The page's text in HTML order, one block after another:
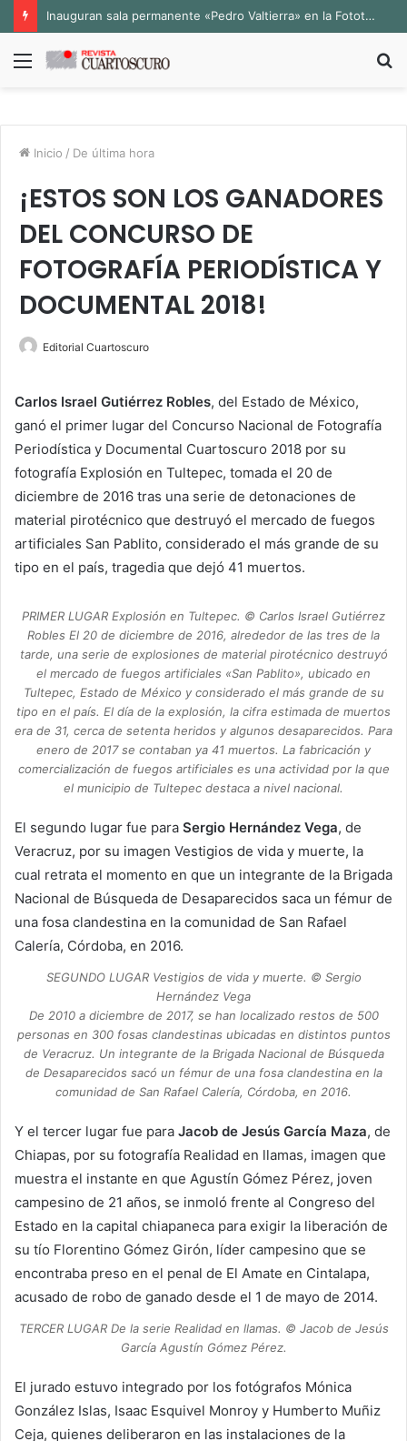
Inauguran sala permanente «Pedro Valtierra» en la Fototeca de Zacatecas
Menú
Inicio / De última hora
¡ESTOS SON LOS GANADORES
DEL CONCURSO DE
FOTOGRAFÍA PERIODÍSTICA Y
DOCUMENTAL 2018!
Editorial Cuartoscuro
Carlos Israel Gutiérrez Robles, del Estado de México,
ganó el primer lugar del Concurso Nacional de Fotografía
Periodística y Documental Cuartoscuro 2018 por su
fotografía Explosión en Tultepec, tomada el 20 de
diciembre de 2016 tras una serie de detonaciones de
material pirotécnico que destruyó el mercado de fuegos
artificiales San Pablito, considerado el más grande de su
tipo en el país, tragedia que dejó 41 muertos.
PRIMER LUGAR Explosión en Tultepec. © Carlos Israel Gutiérrez
Robles El 20 de diciembre de 2016, alrededor de las tres de la
tarde, una serie de explosiones de material pirotécnico destruyó
el mercado de fuegos artificiales «San Pablito», ubicado en
Tultepec, Estado de México y considerado el más grande de su
tipo en el país. El día de la explosión, la cifra estimada de muertos
era de 31, cerca de setenta heridos y algunos desaparecidos. Para
enero de 2017 se contaban ya 41 muertos. La fabricación y
comercialización de fuegos artificiales es una actividad por la que
el municipio de Tultepec destaca a nivel nacional.
El segundo lugar fue para Sergio Hernández Vega, de
Veracruz, por su imagen Vestigios de vida y muerte, la
cual retrata el momento en que un integrante de la Brigada
Nacional de Búsqueda de Desaparecidos saca un fémur de
una fosa clandestina en la comunidad de San Rafael
Calería, Córdoba, en 2016.
SEGUNDO LUGAR Vestigios de vida y muerte. © Sergio
Hernández Vega
De 2010 a diciembre de 2017, se han localizado restos de 500
personas en 300 fosas clandestinas ubicadas en distintos puntos
de Veracruz. Un integrante de la Brigada Nacional de Búsqueda
de Desaparecidos sacó un fémur de una fosa clandestina en la
comunidad de San Rafael Calería, Córdoba, en 2016.
Y el tercer lugar fue para Jacob de Jesús García Maza, de
Chiapas, por su fotografía Realidad en llamas, imagen que
muestra el instante en que Agustín Gómez Pérez, joven
campesino de 21 años, se inmoló frente al Congreso del
Estado en la capital chiapaneca para exigir la liberación de
su tío Florentino Gómez Girón, líder campesino que se
encontraba preso en el penal de El Amate en Cintalapa,
acusado de robo de ganado desde el 1 de mayo de 2014.
TERCER LUGAR De la serie Realidad en llamas. © Jacob de Jesús
García Agustín Gómez Pérez.
El jurado estuvo integrado por los fotógrafos Mónica
González Islas, Isaac Esquivel Monroy y Humberto Muñiz
Ceja, quienes deliberaron en las instalaciones de la